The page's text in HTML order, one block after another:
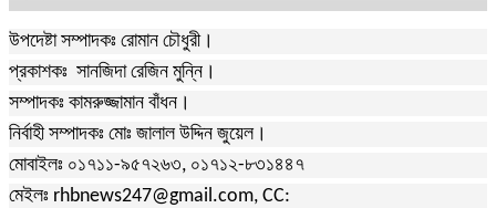
উপদেষ্টা সম্পাদকঃ রোমান চৌধুরী।
প্রকাশকঃ সানজিদা রেজিন মুন্নি।
সম্পাদকঃ কামরুজ্জামান বাঁধন।
নির্বাহী সম্পাদকঃ মোঃ জালাল উদ্দিন জুয়েল।
মোবাইলঃ ০১৭১১-৯৫৭২৬৩, ০১৭১২-৮৩১৪৪৭
মেইলঃ rhbnews247@gmail.com, CC: